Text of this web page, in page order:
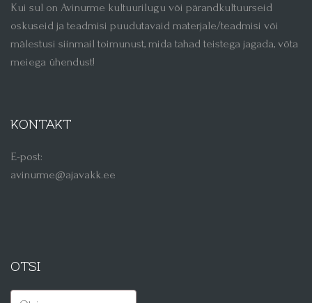
Kui sul on Avinurme kultuurilugu või pärandkultuurseid
oskuseid ja teadmisi puudutavaid materjale/teadmisi või
mälestusi siinmail toimunust, mida tahad teistega jagada, võta
meiega ühendust!
KONTAKT
E-post:
avinurme@ajavakk.ee
OTSI
Otsi: